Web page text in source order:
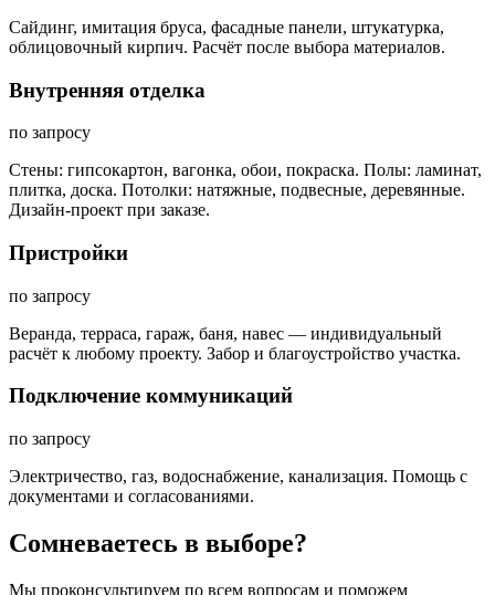
Сайдинг, имитация бруса, фасадные панели, штукатурка,
облицовочный кирпич. Расчёт после выбора материалов.
Внутренняя отделка
по запросу
Стены: гипсокартон, вагонка, обои, покраска. Полы: ламинат,
плитка, доска. Потолки: натяжные, подвесные, деревянные.
Дизайн-проект при заказе.
Пристройки
по запросу
Веранда, терраса, гараж, баня, навес — индивидуальный
расчёт к любому проекту. Забор и благоустройство участка.
Подключение коммуникаций
по запросу
Электричество, газ, водоснабжение, канализация. Помощь с
документами и согласованиями.
Сомневаетесь в выборе?
Мы проконсультируем по всем вопросам и поможем